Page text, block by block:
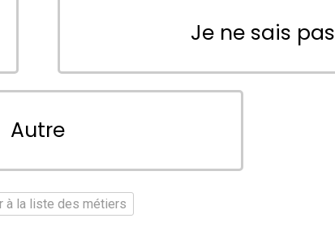
Je ne sais pas
Autre
à la liste des métiers